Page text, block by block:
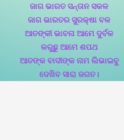
ଜାଗ ଭାରତ ସନ୍ତାନ ସକଳ
ଜାଗ ଭାରତର ସୁରକ୍ଷା ବଳ
ଆତଙ୍କୀ ଭାବନା ଆମେ ଦୁର୍ବଳ
କରୁଛୁ ଆମେ ଶପଥ
ଆତଙ୍କ ବାଦୀଙ୍କ ନାମ ଲିଭାଇବୁ
ଦେଖିବ ସାରା ଜଗତ।